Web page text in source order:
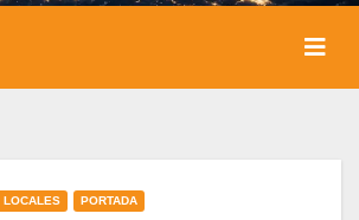
LOCALES PORTADA